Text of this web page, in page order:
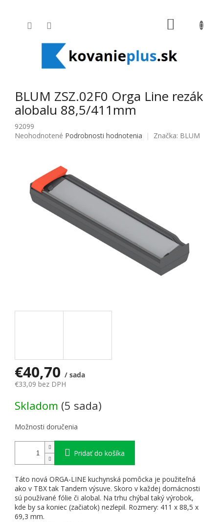
BLUM ZSZ.02F0 Orga Line rezák
alobalu 88,5/411mm
92099
Priemerné hodnotenie produktu je 0,0 z 5 hviezdičiek.
Neohodnotené Podrobnosti hodnotenia Značka: BLUM
€40,70 / sada
€33,09 bez DPH
Skladom (5 sada)
Možnosti doručenia
Pridať do košíka
Táto nová ORGA-LINE kuchynská pomôcka je použiteľná
ako v TBX tak Tandem výsuve. Skoro v každej domácnosti
sú používané fólie či alobal. Na trhu chýbal taký výrobok,
kde by sa koniec (začiatok) nezlepil. Rozmery: 411 x 88,5 x
69,3 mm.